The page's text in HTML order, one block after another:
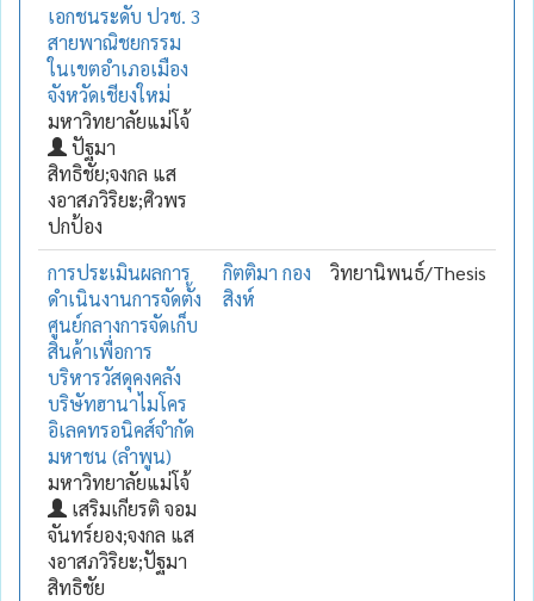
เอกชนระดับ ปวช. 3
สายพาณิชยกรรม
ในเขตอำเภอเมือง
จังหวัดเชียงใหม่
มหาวิทยาลัยแม่โจ้
ปัฐมา
สิทธิชัย;จงกล แส
งอาสภวิริยะ;ศิวพร
ปกป้อง
การประเมินผลการ
ดำเนินงานการจัดตั้ง
ศูนย์กลางการจัดเก็บ
สินค้าเพื่อการ
บริหารวัสดุคงคลัง
บริษัทฮานาไมโคร
อิเลคทรอนิคส์จำกัด
มหาชน (ลำพูน)
มหาวิทยาลัยแม่โจ้
เสริมเกียรติ จอม
จันทร์ยอง;จงกล แส
งอาสภวิริยะ;ปัฐมา
สิทธิชัย
กิตติมา กอง
สิงห์
วิทยานิพนธ์/Thesis